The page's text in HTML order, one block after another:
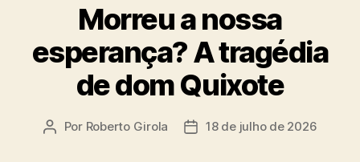
Morreu a nossa
esperança? A tragédia
de dom Quixote
Autor
Por Roberto Girola
Data18 de julho de 2026